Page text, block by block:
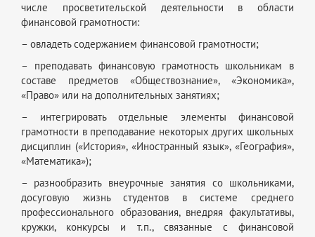
числе просветительской деятельности в области
финансовой грамотности:
– овладеть содержанием финансовой грамотности;
– преподавать финансовую грамотность школьникам в
составе предметов «Обществознание», «Экономика»,
«Право» или на дополнительных занятиях;
– интегрировать отдельные элементы финансовой
грамотности в преподавание некоторых других школьных
дисциплин («История», «Иностранный язык», «География»,
«Математика»);
– разнообразить внеурочные занятия со школьниками,
досуговую жизнь студентов в системе среднего
профессионального образования, внедряя факультативы,
кружки, конкурсы и т.п., связанные с финансовой